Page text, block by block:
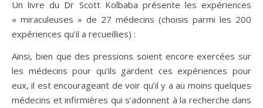
Un livre du Dr Scott Kolbaba présente les expériences
« miraculeuses » de 27 médecins (choisis parmi les 200
expériences qu’il a recueillies) :
Ainsi, bien que des pressions soient encore exercées sur
les médecins pour qu’ils gardent ces expériences pour
eux, il est encourageant de voir qu’il y a au moins quelques
médecins et infirmières qui s’adonnent à la recherche dans